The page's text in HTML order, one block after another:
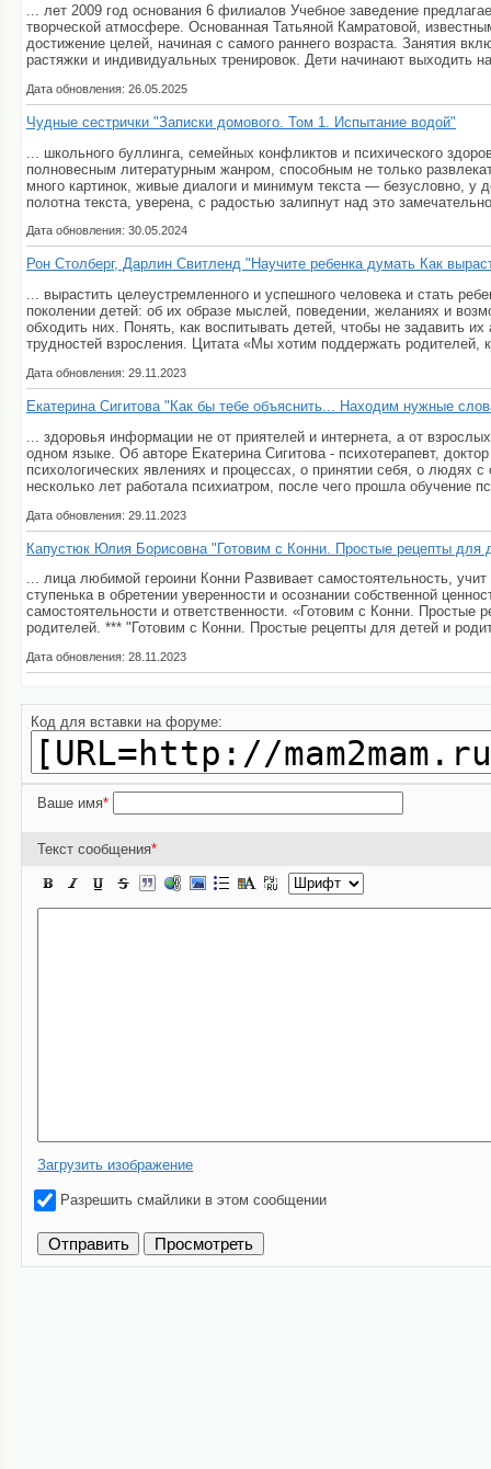
... лет 2009 год основания 6 филиалов Учебное заведение
творческой атмосфере. Основанная Татьяной Камратовой,
достижение целей, начиная с самого раннего возраста. Занятия
растяжки и индивидуальных тренировок. Дети начинают выходить
Дата обновления: 26.05.2025
Чудные сестрички "Записки домового. Том 1. Испытание водой"
... школьного буллинга, семейных конфликтов и психического
полновесным литературным жанром, способным не только
много картинок, живые диалоги и минимум текста — безусловно, у
полотна текста, уверена, с радостью залипнут над это
Дата обновления: 30.05.2024
Рон Столберг, Дарлин Свитленд "Научите ребенка думать Как
... вырастить целеустремленного и успешного человека и стать
поколении детей: об их образе мыслей, поведении, желаниях и
обходить них. Понять, как воспитывать детей, чтобы не задавить
трудностей взросления. Цитата «Мы хотим поддержать родителей,
Дата обновления: 29.11.2023
Екатерина Сигитова "Как бы тебе объяснить... Находим нужные
... здоровья информации не от приятелей и интернета, а от
одном языке. Об авторе Екатерина Сигитова - психотерапевт,
психологических явлениях и процессах, о принятии себя, о людях
несколько лет работала психиатром, после чего прошла обучение
Дата обновления: 29.11.2023
Капустюк Юлия Борисовна "Готовим с Конни. Простые рецепты для
... лица любимой героини Конни Развивает самостоятельность,
ступенька в обретении уверенности и осознании собственной
самостоятельности и ответственности. «Готовим с Конни.
родителей. *** "Готовим с Конни. Простые рецепты для детей и
Дата обновления: 28.11.2023
Код для вставки на форуме:
Ваше имя*
Текст сообщения*
Загрузить изображение
Разрешить смайлики в этом сообщении